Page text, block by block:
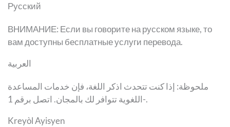
Русский
ВНИМАНИЕ: Если вы говорите на русском языке, то
вам доступны бесплатные услуги перевода.
العربية
ملحوظة: إذا كنت تتحدث اذكر اللغة، فإن خدمات المساعدة
اللغوية تتوافر لك بالمجان. اتصل برقم 1-.
Kreyòl Ayisyen